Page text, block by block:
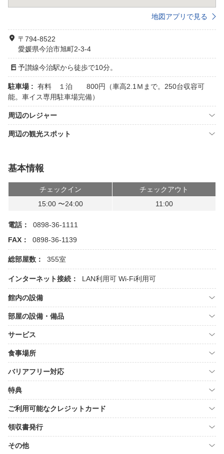
地図アプリで見る
〒794-8522
愛媛県今治市旭町2-3-4
予讃線今治駅から徒歩で10分。
駐車場 : 有料 １泊 800円（車高2.1Ｍまで。250台収容可
能。車イス専用駐車場完備）
周辺のレジャー
周辺の観光スポット
基本情報
チェックイン
チェックアウト
15:00 〜24:00
11:00
電話：
0898-36-1111
FAX：
0898-36-1139
総部屋数： 355室
インターネット接続： LAN利用可 Wi-Fi利用可
館内の設備
部屋の設備・備品
サービス
食事場所
バリアフリー対応
特典
ご利用可能なクレジットカード
領収書発行
その他